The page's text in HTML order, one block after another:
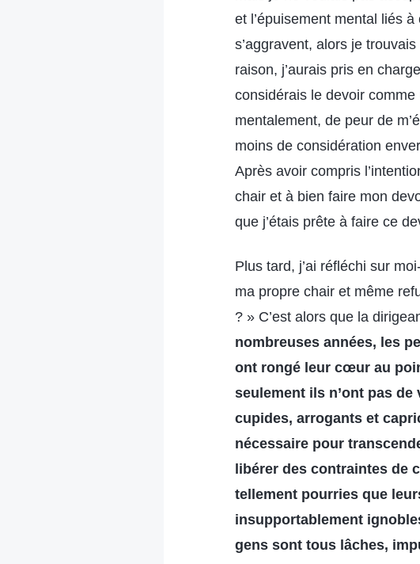
et l’épuisement mental liés
s’aggravent, alors je
raison, j’aurais pris en
considérais le devoir comme
mentalement, de peur de
moins de considération
Après avoir compris
chair et à bien faire mon
que j’étais prête à faire ce
Plus tard, j’ai réfléchi sur
ma propre chair et même
? » C’est alors que la
nombreuses années, les
ont rongé leur cœur au
seulement ils n’ont pas
cupides, arrogants et
nécessaire pour
libérer des contraintes de
tellement pourries que
insupportablement
gens sont tous lâches,